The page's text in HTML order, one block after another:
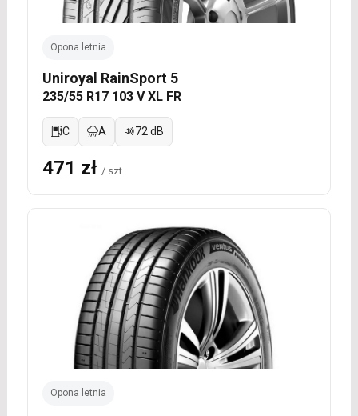
Opona letnia
Uniroyal RainSport 5
235/55 R17 103 V XL FR
C A 72 dB
471 zł / szt.
Opona letnia